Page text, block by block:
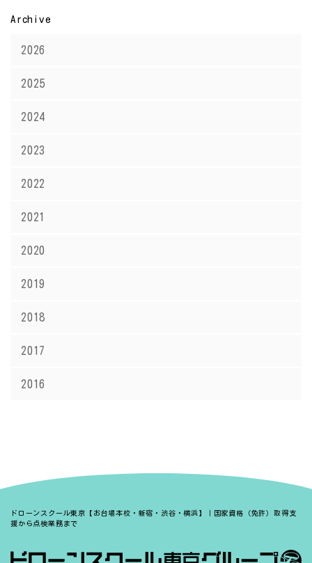
Archive
2026
2025
2024
2023
2022
2021
2020
2019
2018
2017
2016
ドローンスクール東京【お台場本校・新宿・渋谷・横浜】｜国家資格（免許）取得支
援から点検業務まで